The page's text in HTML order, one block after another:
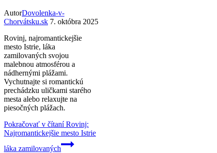
AutorDovolenka-v-
Chorvátsku.sk 7. októbra 2025
Rovinj, najromantickejšie
mesto Istrie, láka
zamilovaných svojou
malebnou atmosférou a
nádhernými plážami.
Vychutnajte si romantickú
prechádzku uličkami starého
mesta alebo relaxujte na
piesočných plážach.
Pokračovať v čítaníRovinj:
Najromantickejšie mesto Istrie
láka zamilovaných